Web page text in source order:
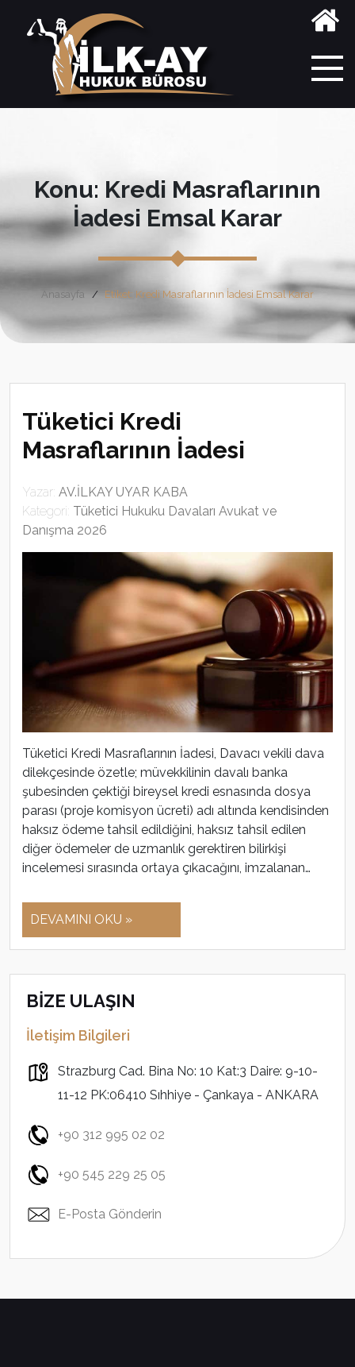
Konu: Kredi Masraflarının
İadesi Emsal Karar
Anasayfa Etiket: Kredi Masraflarının İadesi Emsal Karar
Tüketici Kredi
Masraflarının İadesi
Yazar: AV.İLKAY UYAR KABA
Kategori: Tüketici Hukuku Davaları Avukat ve
Danışma 2026
Tüketici Kredi Masraflarının İadesi, Davacı vekili dava
dilekçesinde özetle; müvekkilinin davalı banka
şubesinden çektiği bireysel kredi esnasında dosya
parası (proje komisyon ücreti) adı altında kendisinden
haksız ödeme tahsil edildiğini, haksız tahsil edilen
diğer ödemeler de uzmanlık gerektiren bilirkişi
incelemesi sırasında ortaya çıkacağını, imzalanan…
DEVAMINI OKU »
BİZE ULAŞIN
İletişim Bilgileri
Strazburg Cad. Bina No: 10 Kat:3 Daire: 9-10-
11-12 PK:06410 Sıhhiye - Çankaya - ANKARA
+90 312 995 02 02
+90 545 229 25 05
E-Posta Gönderin